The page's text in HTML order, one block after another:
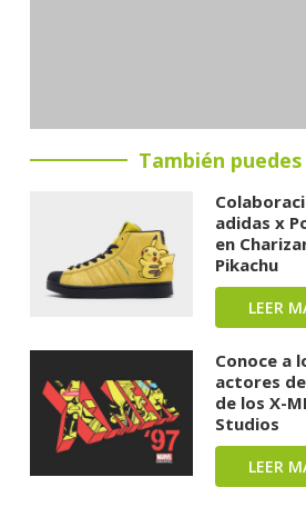
También
adidas x
en
Pikachu
LEER
Conoce a
actores
de los X-
Studios
LEER